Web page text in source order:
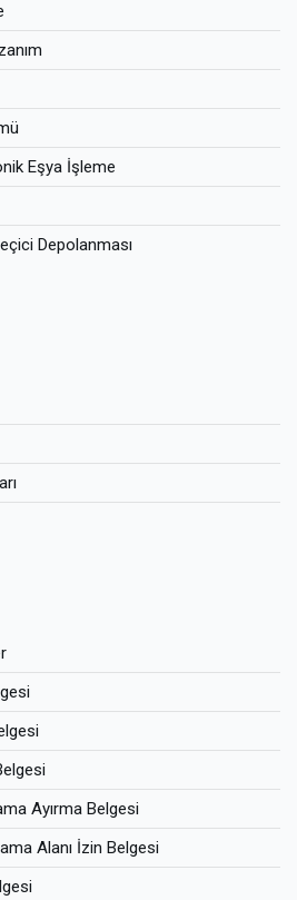
Eşya İşleme
Depolanması
Ayırma Belgesi
Alanı İzin Belgesi